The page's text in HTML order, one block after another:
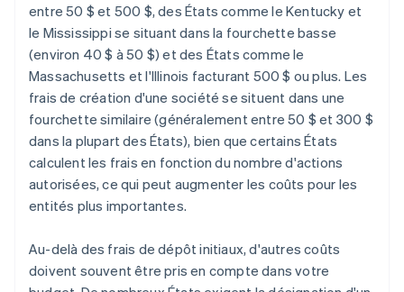
entre 50 $ et 500 $, des États comme le Kentucky et
le Mississippi se situant dans la fourchette basse
(environ 40 $ à 50 $) et des États comme le
Massachusetts et l'Illinois facturant 500 $ ou plus. Les
frais de création d'une société se situent dans une
fourchette similaire (généralement entre 50 $ et 300 $
dans la plupart des États), bien que certains États
calculent les frais en fonction du nombre d'actions
autorisées, ce qui peut augmenter les coûts pour les
entités plus importantes.
Au-delà des frais de dépôt initiaux, d'autres coûts
doivent souvent être pris en compte dans votre